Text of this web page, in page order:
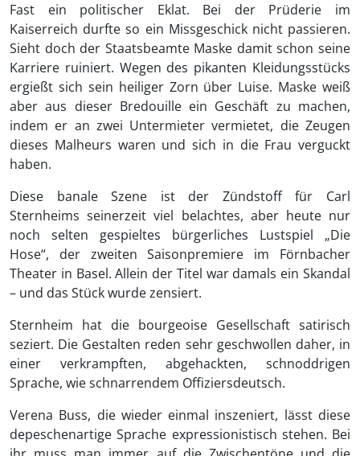
Fast ein politischer Eklat. Bei der Prüderie im
Kaiserreich durfte so ein Missgeschick nicht passieren.
Sieht doch der Staatsbeamte Maske damit schon seine
Karriere ruiniert. Wegen des pikanten Kleidungsstücks
ergießt sich sein heiliger Zorn über Luise. Maske weiß
aber aus dieser Bredouille ein Geschäft zu machen,
indem er an zwei Untermieter vermietet, die Zeugen
dieses Malheurs waren und sich in die Frau verguckt
haben.
Diese banale Szene ist der Zündstoff für Carl
Sternheims seinerzeit viel belachtes, aber heute nur
noch selten gespieltes bürgerliches Lustspiel „Die
Hose“, der zweiten Saisonpremiere im Förnbacher
Theater in Basel. Allein der Titel war damals ein Skandal
– und das Stück wurde zensiert.
Sternheim hat die bourgeoise Gesellschaft satirisch
seziert. Die Gestalten reden sehr geschwollen daher, in
einer verkrampften, abgehackten, schnoddrigen
Sprache, wie schnarrendem Offiziersdeutsch.
Verena Buss, die wieder einmal inszeniert, lässt diese
depeschenartige Sprache expressionistisch stehen. Bei